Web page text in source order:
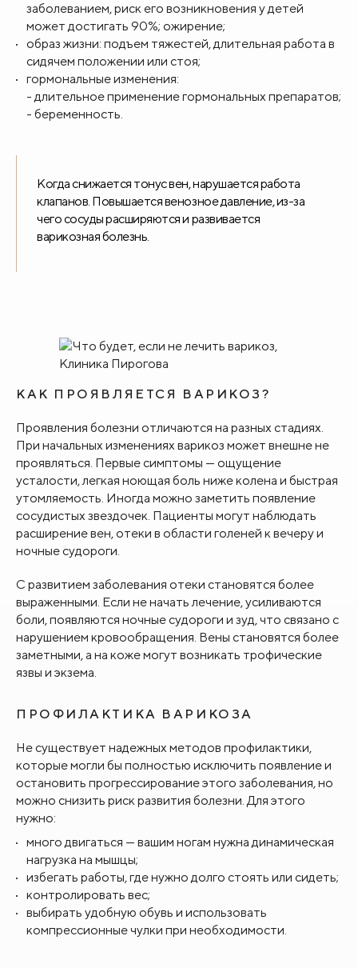
заболеванием, риск его возникновения у детей
может достигать 90%; ожирение;
образ жизни: подъем тяжестей, длительная работа в
сидячем положении или стоя;
гормональные изменения:
- длительное применение гормональных препаратов;
- беременность.
Когда снижается тонус вен, нарушается работа
клапанов. Повышается венозное давление, из-за
чего сосуды расширяются и развивается
варикозная болезнь.
КАК ПРОЯВЛЯЕТСЯ ВАРИКОЗ?
Проявления болезни отличаются на разных стадиях.
При начальных изменениях варикоз может внешне не
проявляться. Первые симптомы — ощущение
усталости, легкая ноющая боль ниже колена и быстрая
утомляемость. Иногда можно заметить появление
сосудистых звездочек. Пациенты могут наблюдать
расширение вен, отеки в области голеней к вечеру и
ночные судороги.
С развитием заболевания отеки становятся более
выраженными. Если не начать лечение, усиливаются
боли, появляются ночные судороги и зуд, что связано с
нарушением кровообращения. Вены становятся более
заметными, а на коже могут возникать трофические
язвы и экзема.
ПРОФИЛАКТИКА ВАРИКОЗА
Не существует надежных методов профилактики,
которые могли бы полностью исключить появление и
остановить прогрессирование этого заболевания, но
можно снизить риск развития болезни. Для этого
нужно:
много двигаться — вашим ногам нужна динамическая
нагрузка на мышцы;
избегать работы, где нужно долго стоять или сидеть;
контролировать вес;
выбирать удобную обувь и использовать
компрессионные чулки при необходимости.